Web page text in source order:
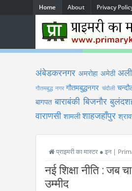
Home About Privacy
अंबेडकरनगर अमरोहा अमेठी
गौतमबुद्ध नगर गौतमबुद्धनगर चंदौली
बागपत बाराबंकी बिजनौर
वाराणसी शामली शाहजहाँपुर
प्राइमरी का मास्टर ● इन |
नई शिक्षा नीति : जब
उम्मीद